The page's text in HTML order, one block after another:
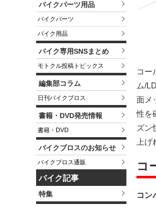
バイクパーツ用品
バイクパーツ
バイク用品
バイク専用SNSまとめ
モトクル投稿トピックス
編集部コラム
日刊バイクブロス
書籍・DVD発売情報
書籍・DVD
バイクブロスのお知らせ
バイクブロス通販
バイク記事
特集
コー
ム/
面メ
性を
ズン
上
コ
コン